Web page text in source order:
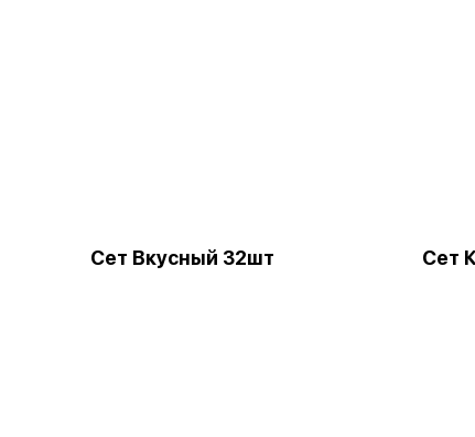
Сет Вкусный 32шт Сет